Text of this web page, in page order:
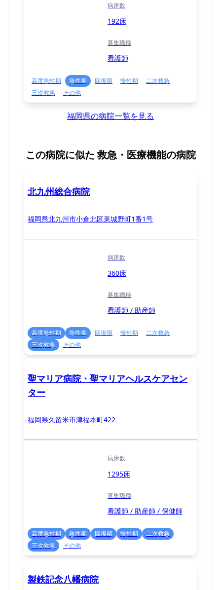
病床数
192床
募集職種
看護師
高度急性期 急性期 回復期 慢性期
二次救急
三次救急
その他
福岡県の病院一覧を見る
この病院に似た 救急・医療機能の病院
北九州総合病院
福岡県北九州市小倉北区東城野町1番1号
病床数
360床
募集職種
看護師 / 助産師
高度急性期 急性期 回復期 慢性期
二次救急
三次救急
その他
聖マリア病院・聖マリアヘルスケアセン
ター
福岡県久留米市津福本町422
病床数
1295床
募集職種
看護師 / 助産師 / 保健師
高度急性期 急性期 回復期 慢性期
二次救急
三次救急
その他
製鉄記念八幡病院